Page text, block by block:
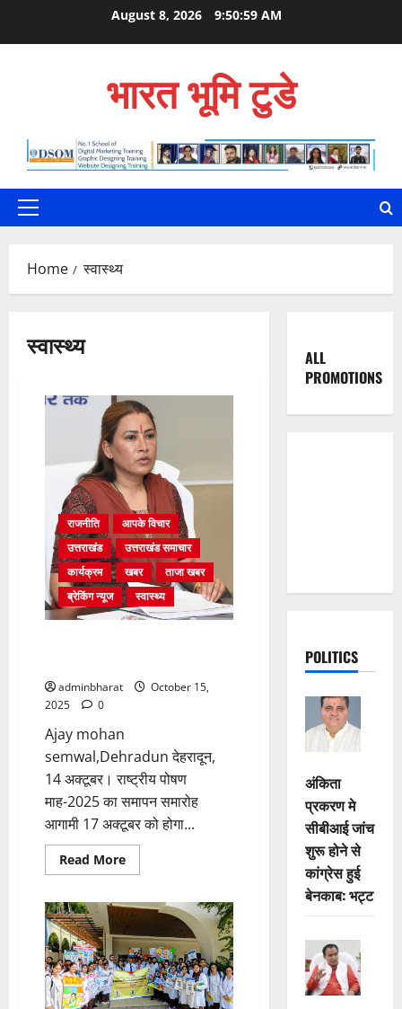
August 8, 2026 9:51:01 AM
भारत भूमि टुडे
Primary
Home स्वास्थ्य
स्वास्थ्य
राजनीति
आपके विचार
उत्तराखंड
उत्तराखंड समाचार
कार्यक्रम
खबर
ताजा खबर
ब्रेकिंग न्यूज
स्वास्थ्य
adminbharat
October 15,
2025
0
Ajay mohan
semwal,Dehradun देहरादून,
14 अक्टूबर। राष्ट्रीय पोषण
माह-2025 का समापन समारोह
आगामी 17 अक्टूबर को होगा...
Read MoreRead
more
माह
अभियान
का
समापन
भव्य
होगा
:
रेखा
ALL
PROMOTIONS
POLITICS
अंकिता
प्रकरण मे
सीबीआई जांच
शुरू होने से
कांग्रेस हुई
बेनकाब: भट्ट